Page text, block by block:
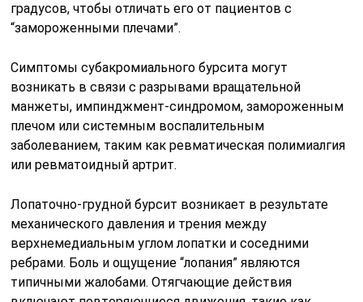
градусов, чтобы отличать его от пациентов с
“замороженными плечами”.
Симптомы субакромиального бурсита могут
возникать в связи с разрывами вращательной
манжеты, импинджмент-синдромом, замороженным
плечом или системным воспалительным
заболеванием, таким как ревматическая полимиалгия
или ревматоидный артрит.
Лопаточно-грудной бурсит возникает в результате
механического давления и трения между
верхнемедиальным углом лопатки и соседними
ребрами. Боль и ощущение “лопания” являются
типичными жалобами. Отягчающие действия